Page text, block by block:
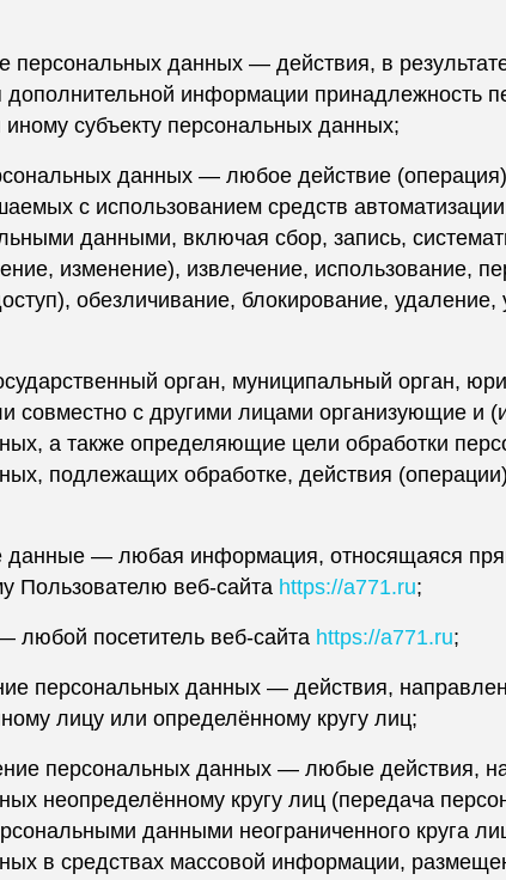
персональных данных — действия, в
дополнительной информации принадлежность
субъекту персональных данных;
данных — любое действие (операция)
с использованием средств
данными, включая сбор, запись,
изменение), извлечение, использование,
обезличивание, блокирование,
орган, муниципальный орган,
совместно с другими лицами организующие и
а также определяющие цели обработки
подлежащих обработке, действия
данные — любая информация, относящаяся
Пользователю веб-сайта https://a771.ru;
любой посетитель веб-сайта https://a771.ru;
персональных данных — действия,
лицу или определённому кругу лиц;
персональных данных — любые действия,
неопределённому кругу лиц (передача
данными неограниченного круга
в средствах массовой информации,